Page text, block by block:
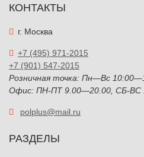
КОНТАКТЫ
г. Москва
+7 (495) 971-2015
+7 (901) 547-2015
Розничная точка: Пн—Вс
Офис: ПН-ПТ 9.00—20.00, СБ-ВС
polplus@mail.ru
РАЗДЕЛЫ